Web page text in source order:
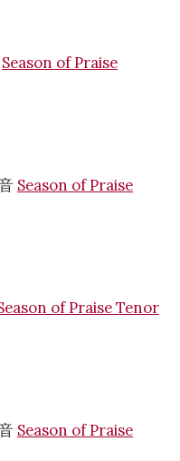
Season of Praise
Season of Praise
of Praise Tenor
Season of Praise